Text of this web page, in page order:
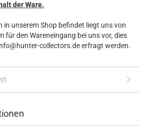
der Ware.
in unserem Shop befindet liegt uns von
für den Wareneingang bei uns vor, dies
collectors.de erfragt werden.